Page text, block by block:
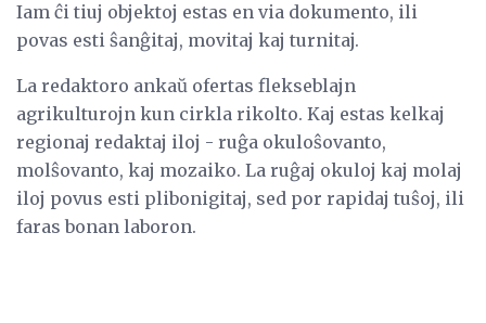
Iam ĉi tiuj objektoj estas en via dokumento, ili
povas esti ŝanĝitaj, movitaj kaj turnitaj.
La redaktoro ankaŭ ofertas flekseblajn
agrikulturojn kun cirkla rikolto. Kaj estas kelkaj
regionaj redaktaj iloj - ruĝa okuloŝovanto,
molŝovanto, kaj mozaiko. La ruĝaj okuloj kaj molaj
iloj povus esti plibonigitaj, sed por rapidaj tuŝoj, ili
faras bonan laboron.